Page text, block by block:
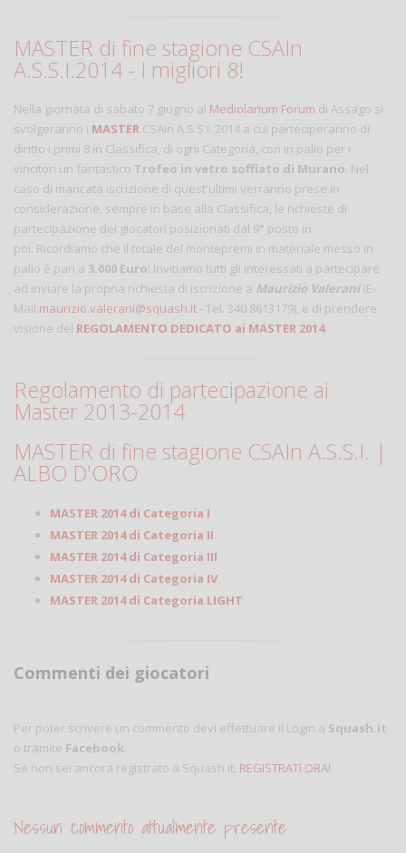
MASTER di fine stagione CSAIn
A.S.S.I.2014 - I migliori 8!
Nella giornata di sabato 7 giugno al Mediolanum Forum di Assago si
svolgeranno i MASTER CSAIn A.S.S.I. 2014 a cui parteciperanno di
diritto i primi 8 in Classifica, di ogni Categoria, con in palio per i
vincitori un fantastico Trofeo in vetro soffiato di Murano. Nel
caso di mancata iscrizione di quest'ultimi verranno prese in
considerazione, sempre in base alla Classifica, le richieste di
partecipazione dei giocatori posizionati dal 9° posto in
poi. Ricordiamo che il totale del montepremi in materiale messo in
palio è pari a 3.000 Euro! Invitiamo tutti gli interessati a partecipare
ad inviare la propria richiesta di iscrizione a Maurizio Valerani(E-
Mail:maurizio.valerani@squash.it - Tel. 340.8613179), e di prendere
visione del REGOLAMENTO DEDICATO ai MASTER 2014.
Regolamento di partecipazione ai
Master 2013-2014
MASTER di fine stagione CSAIn A.S.S.I. |
ALBO D'ORO
MASTER 2014 di Categoria I
MASTER 2014 di Categoria II
MASTER 2014 di Categoria III
MASTER 2014 di Categoria IV
MASTER 2014 di Categoria LIGHT
Commenti dei giocatori
Per poter scrivere un commento devi effettuare il Login a Squash.it
o tramite Facebook.
Se non sei ancora registrato a Squash.it, REGISTRATI ORA!
Nessun commento attualmente presente